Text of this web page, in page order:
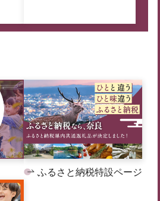
ふるさと納税特設ページ